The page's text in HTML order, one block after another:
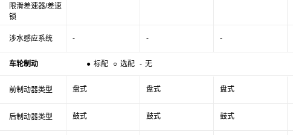
限滑差速器/差速
锁
涉水感应系统
车轮制动 ● 标配 ○ 选配 - 无
前制动器类型
后制动器类型
- - -
盘式 盘式 盘式
鼓式 鼓式 鼓式